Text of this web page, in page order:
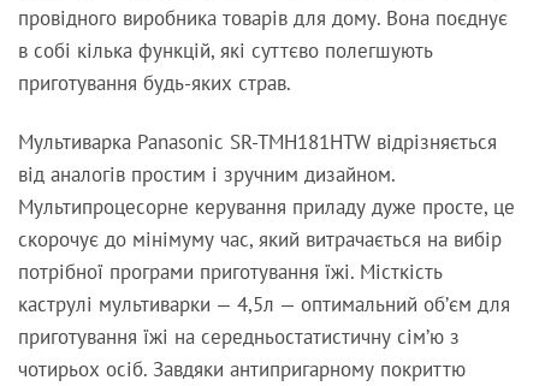
провідного виробника товарів для дому. Вона поєднує
в собі кілька функцій, які суттєво полегшують
приготування будь-яких страв.
Мультиварка Panasonic SR-TMH181HTW відрізняється
від аналогів простим і зручним дизайном.
Мультипроцесорне керування приладу дуже просте, це
скорочує до мінімуму час, який витрачається на вибір
потрібної програми приготування їжі. Місткість
каструлі мультиварки — 4,5л — оптимальний об’єм для
приготування їжі на середньостатистичну сім’ю з
чотирьох осіб. Завдяки антипригарному покриттю